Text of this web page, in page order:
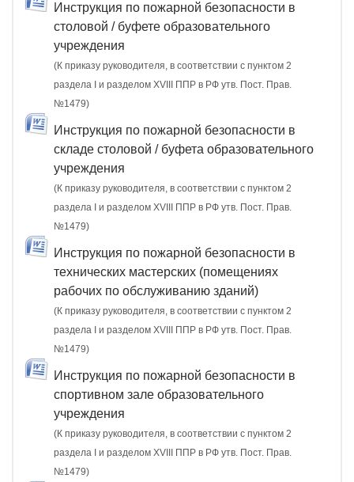
Инструкция по пожарной безопасности в
столовой / буфете образовательного
учреждения
(К приказу руководителя, в соответствии с пунктом 2
раздела I и разделом XVIII ППР в РФ утв. Пост. Прав.
№1479)
Инструкция по пожарной безопасности в
складе столовой / буфета образовательного
учреждения
(К приказу руководителя, в соответствии с пунктом 2
раздела I и разделом XVIII ППР в РФ утв. Пост. Прав.
№1479)
Инструкция по пожарной безопасности в
технических мастерских (помещениях
рабочих по обслуживанию зданий)
(К приказу руководителя, в соответствии с пунктом 2
раздела I и разделом XVIII ППР в РФ утв. Пост. Прав.
№1479)
Инструкция по пожарной безопасности в
спортивном зале образовательного
учреждения
(К приказу руководителя, в соответствии с пунктом 2
раздела I и разделом XVIII ППР в РФ утв. Пост. Прав.
№1479)